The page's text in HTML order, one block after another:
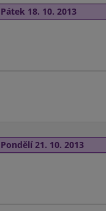
Pátek 18. 10. 2013
Pondělí 21. 10. 2013